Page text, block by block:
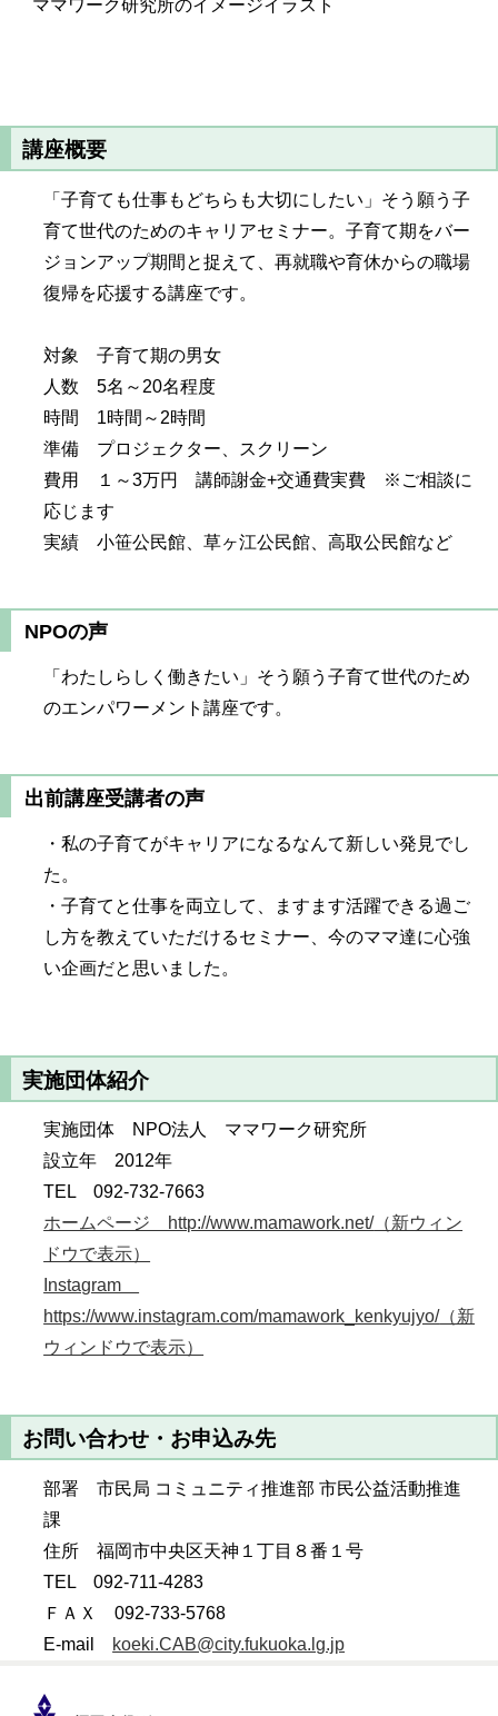
ママワーク研究所のイメージイラスト
講座概要
「子育ても仕事もどちらも大切にしたい」そう願う子
育て世代のためのキャリアセミナー。子育て期をバー
ジョンアップ期間と捉えて、再就職や育休からの職場
復帰を応援する講座です。
対象 子育て期の男女
人数 5名～20名程度
時間 1時間～2時間
準備 プロジェクター、スクリーン
費用 １～3万円 講師謝金+交通費実費 ※ご相談に
応じます
実績 小笹公民館、草ヶ江公民館、高取公民館など
NPOの声
「わたしらしく働きたい」そう願う子育て世代のため
のエンパワーメント講座です。
出前講座受講者の声
・私の子育てがキャリアになるなんて新しい発見でし
た。
・子育てと仕事を両立して、ますます活躍できる過ご
し方を教えていただけるセミナー、今のママ達に心強
い企画だと思いました。
実施団体紹介
実施団体 NPO法人 ママワーク研究所
設立年 2012年
TEL 092-732-7663
ホームページ http://www.mamawork.net/（新ウィン
ドウで表示）
Instagram
https://www.instagram.com/mamawork_kenkyujyo/（新
ウィンドウで表示）
お問い合わせ・お申込み先
部署 市民局 コミュニティ推進部 市民公益活動推進
課
住所 福岡市中央区天神１丁目８番１号
TEL 092-711-4283
ＦＡＸ 092-733-5768
E-mail
koeki.CAB@city.fukuoka.lg.jp